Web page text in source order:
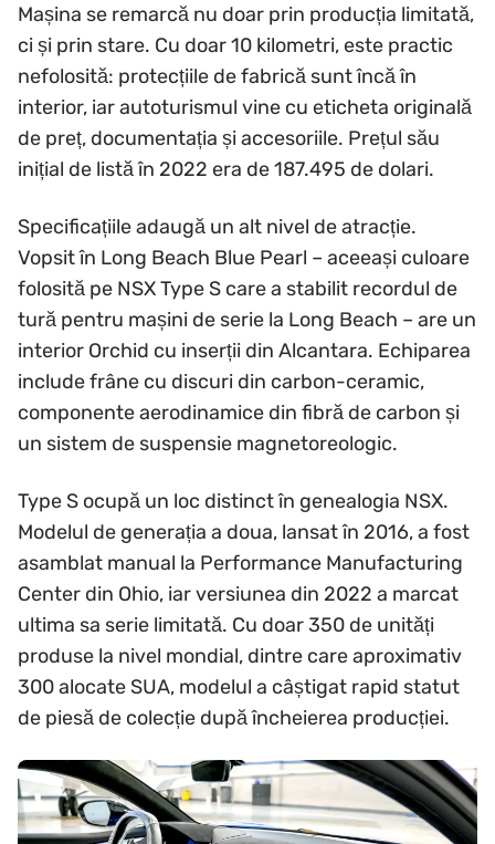
Mașina se remarcă nu doar prin producția limitată,
ci și prin stare. Cu doar 10 kilometri, este practic
nefolosită: protecțiile de fabrică sunt încă în
interior, iar autoturismul vine cu eticheta originală
de preț, documentația și accesoriile. Prețul său
inițial de listă în 2022 era de 187.495 de dolari.
Specificațiile adaugă un alt nivel de atracție.
Vopsit în Long Beach Blue Pearl – aceeași culoare
folosită pe NSX Type S care a stabilit recordul de
tură pentru mașini de serie la Long Beach – are un
interior Orchid cu inserții din Alcantara. Echiparea
include frâne cu discuri din carbon-ceramic,
componente aerodinamice din fibră de carbon și
un sistem de suspensie magnetoreologic.
Type S ocupă un loc distinct în genealogia NSX.
Modelul de generația a doua, lansat în 2016, a fost
asamblat manual la Performance Manufacturing
Center din Ohio, iar versiunea din 2022 a marcat
ultima sa serie limitată. Cu doar 350 de unități
produse la nivel mondial, dintre care aproximativ
300 alocate SUA, modelul a câștigat rapid statut
de piesă de colecție după încheierea producției.